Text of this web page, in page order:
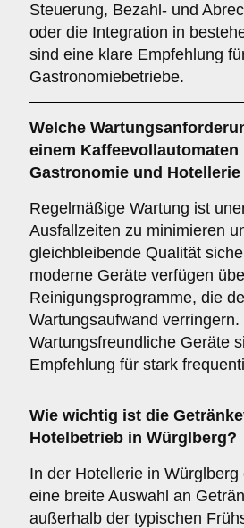
Steuerung, Bezahl- und
oder die Integration in
sind eine klare Empfehlung
Gastronomiebetriebe.
Welche
einem Kaffeevollautomaten
Gastronomie und
Regelmäßige Wartung ist
Ausfallzeiten zu minimieren
gleichbleibende Qualität
moderne Geräte verfügen
Reinigungsprogramme, die
Wartungsaufwand verringern.
Wartungsfreundliche Geräte
Empfehlung für stark
Wie wichtig ist die
Hotelbetrieb in Würglberg?
In der Hotellerie in
eine breite Auswahl an
außerhalb der typischen